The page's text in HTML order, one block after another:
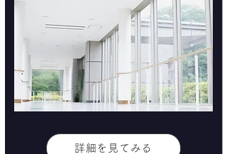
詳細を見てみる